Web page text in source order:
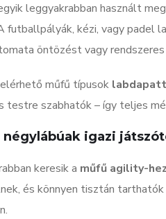
leggyakrabban használt
futballpályák, kézi, vagy padel
öntözést vagy
műfű típusok
testre szabhatók – így teljes
négylábúak igazi
keresik a műfű agility-hez
és könnyen tisztán